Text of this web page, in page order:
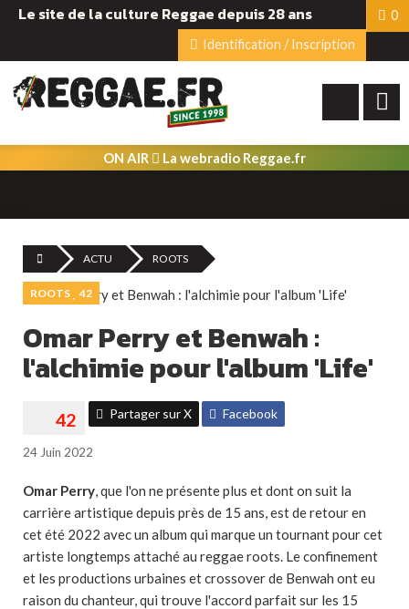
Le site de la culture Reggae depuis 28 ans
0
Identification / Inscription
ON AIR La webradio Reggae.fr
ACTU ROOTS
ROOTS 42
Omar Perry et Benwah :
l'alchimie pour l'album 'Life'
Partager sur X Facebook
24 Juin 2022
Omar Perry, que l'on ne présente plus et dont on suit la
carrière artistique depuis près de 15 ans, est de retour en
cet été 2022 avec un album qui marque un tournant pour cet
artiste longtemps attaché au reggae roots. Le confinement
et les productions urbaines et crossover de Benwah ont eu
raison du chanteur, qui trouve l'accord parfait sur les 15